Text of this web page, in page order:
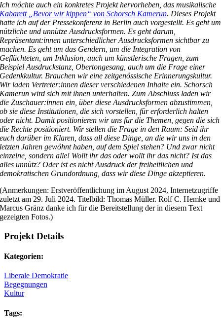
Ich möchte auch ein konkretes Projekt hervorheben, das musikalische
Kabarett „Bevor wir kippen“ von Schorsch Kamerun. Dieses Projekt
hatte ich auf der Pressekonferenz in Berlin auch vorgestellt. Es geht um
nützliche und unnütze Ausdrucksformen. Es geht darum,
Repräsentant:innen unterschiedlicher Ausdrucksformen sichtbar zu
machen. Es geht um das Gendern, um die Integration von
Geflüchteten, um Inklusion, auch um künstlerische Fragen, zum
Beispiel Ausdruckstanz, Obertongesang, auch um die Frage einer
Gedenkkultur. Brauchen wir eine zeitgenössische Erinnerungskultur.
Wir laden Vertreter:innen dieser verschiedenen Inhalte ein. Schorsch
Kamerun wird sich mit ihnen unterhalten. Zum Abschluss laden wir
die Zuschauer:innen ein, über diese Ausdrucksformen abzustimmen,
ob sie diese Institutionen, die sich vorstellen, für erforderlich halten
oder nicht. Damit positionieren wir uns für die Themen, gegen die sich
die Rechte positioniert. Wir stellen die Frage in den Raum: Seid ihr
euch darüber im Klaren, dass all diese Dinge, an die wir uns in den
letzten Jahren gewöhnt haben, auf dem Spiel stehen? Und zwar nicht
einzelne, sondern alle! Wollt ihr das oder wollt ihr das nicht? Ist das
alles unnütz? Oder ist es nicht Ausdruck der freiheitlichen und
demokratischen Grundordnung, dass wir diese Dinge akzeptieren.
(Anmerkungen: Erstveröffentlichung im August 2024, Internetzugriffe
zuletzt am 29. Juli 2024. Titelbild: Thomas Müller. Rolf C. Hemke und
Marcus Gränz danke ich für die Bereitstellung der in diesem Text
gezeigten Fotos.)
Projekt Details
Kategorien:
Liberale Demokratie
Begegnungen
Kultur
Tags: